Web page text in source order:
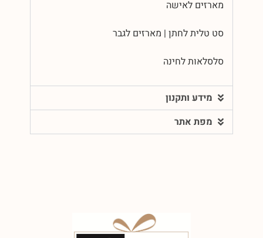
מארזים לאישה
סט טלית לחתן | מארזים לגבר
סלסלאות לחינה
מידע ותקנון
מפת אתר